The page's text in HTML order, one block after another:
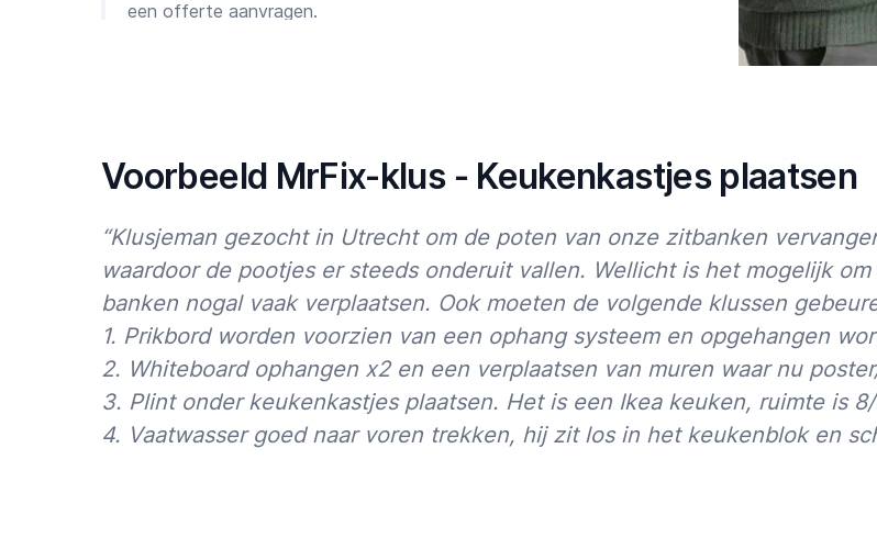
een offerte aanvragen.
smartphone. Hoeft niet, helpt wel
bijvoorbeeld in centimeters, geef aantallen aan, een foto van het
model helpt heel erg.
Kies of je “Snel een vakman”wilt of liever“Eerst een offerte”voor de
grotere klussen vanaf ~€500 / 1 dag werk of een prijsindicatie
(inschatting).
Kortom, of het nu gaat om een volledige verbouwing, het plaatsen van
een IKEA-keuken of het ophangen van een plasma-tv: MrFix staat voor je
klaar.
Voorbeeld MrFix-klus - Keukenkastjes plaatsen
“Klusjeman gezocht in Utrecht om de poten van onze zitbanken
waardoor de pootjes er steeds onderuit vallen. Wellicht is het mogelijk
banken nogal vaak verplaatsen. Ook moeten de volgende klussen
1. Prikbord worden voorzien van een ophang systeem en opgehangen
2. Whiteboard ophangen x2 en een verplaatsen van muren waar nu
3. Plint onder keukenkastjes plaatsen. Het is een Ikea keuken, ruimte is
4. Vaatwasser goed naar voren trekken, hij zit los in het keukenblok en
Starttijd